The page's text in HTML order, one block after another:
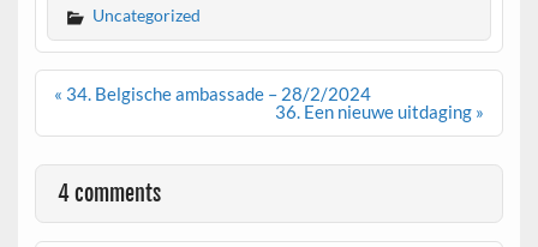
Uncategorized
Navigation
« 34. Belgische ambassade – 28/2/2024
36. Een nieuwe uitdaging »
4 comments